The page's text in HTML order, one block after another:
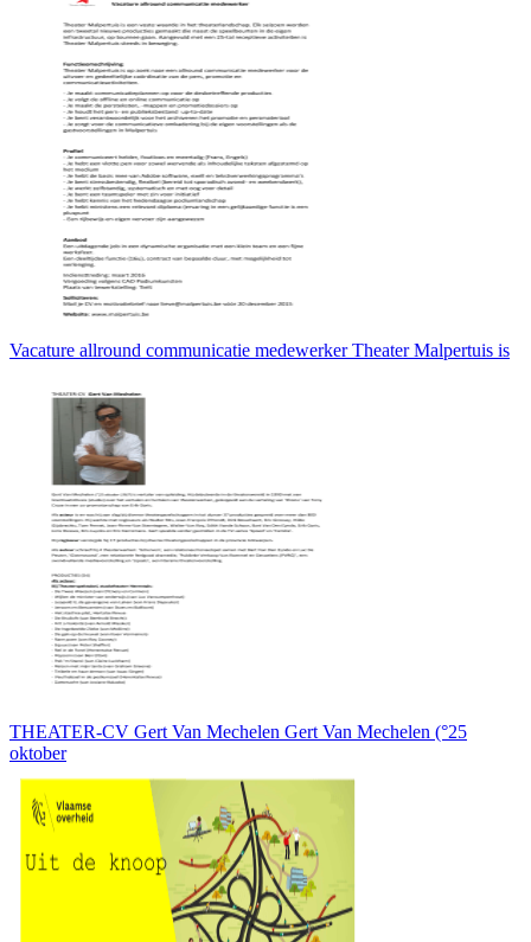
Vacature allround communicatie medewerker Theater Malpertuis is
THEATER-CV Gert Van Mechelen Gert Van Mechelen (°25
oktober